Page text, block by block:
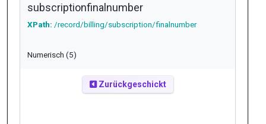
subscriptionfinalnumber
XPath: /record/billing/subscription/finalnumber
Numerisch (5)
Zurückgeschickt